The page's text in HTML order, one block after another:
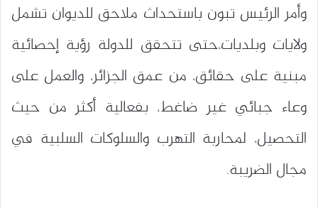
وأمر الرئيس تبون باستحداث ملاحق للديوان تشمل
ولايات وبلديات،حتى تتحقق للدولة رؤية إحصائية
مبنية على حقائق، من عمق الجزائر، والعمل على
وعاء جبائي غير ضاغط، بفعالية أكثر من حيث
التحصيل، لمحاربة التهرب والسلوكات السلبية في
مجال الضريبة.